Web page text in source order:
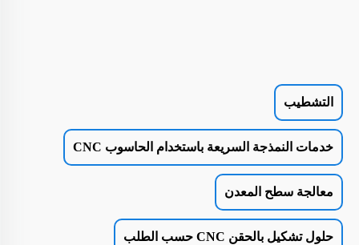
التشطيب
خدمات النمذجة السريعة باستخدام الحاسوب CNC
معالجة سطح المعدن
حلول تشكيل بالحقن CNC حسب الطلب